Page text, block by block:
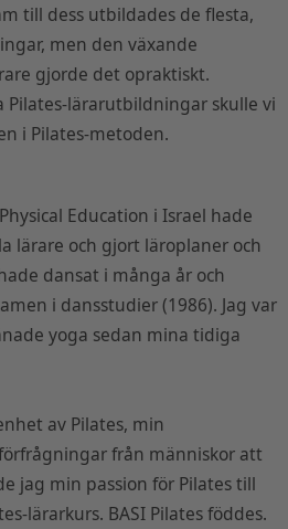
till dess utbildades de flesta,
men den växande
gjorde det opraktiskt.
Pilates-lärarutbildningar skulle vi
i Pilates-metoden.
Education i Israel hade
lärare och gjort läroplaner och
dansat i många år och
i dansstudier (1986). Jag var
yoga sedan mina tidiga
av Pilates, min
från människor att
jag min passion för Pilates till
lärarkurs. BASI Pilates föddes.